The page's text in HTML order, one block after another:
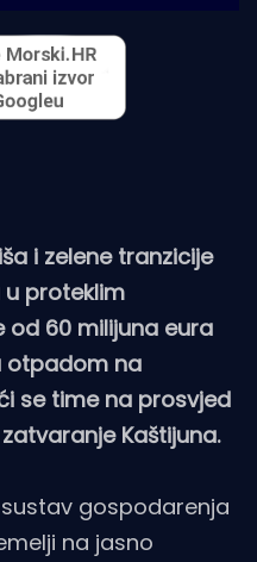
i zelene tranzicije
u proteklim
60 milijuna eura
otpadom na
se time na prosvjed
Kaštijuna.
gospodarenja
na jasno